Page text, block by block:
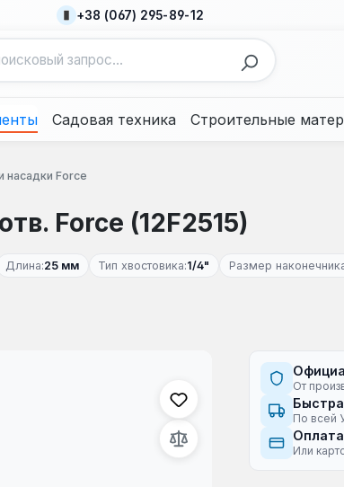
+38 (067) 295-89-12
Садовая техника Строительные
насадки Force
Force (12F2515)
Длина:25 мм Тип хвостовика:1/4" Размер
От
По всей
Или